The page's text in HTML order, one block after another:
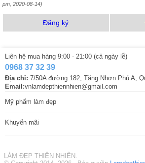
pm, 2020-08-14)
Đăng ký
Liên hệ mua hàng 9:00 - 21:00 (cả ngày lễ)
0968 37 32 39
Địa chỉ: 7/50A đường 182, Tăng Nhơn Phú A,
Email:vnlamdepthiennhien@gmail.com
Mỹ phẩm làm đẹp
Khuyến mãi
LÀM ĐẸP THIÊN NHIÊN.